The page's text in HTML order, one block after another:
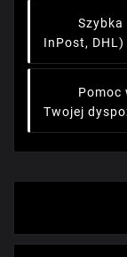
Szybka
InPost, DHL)
Pomoc
Twojej